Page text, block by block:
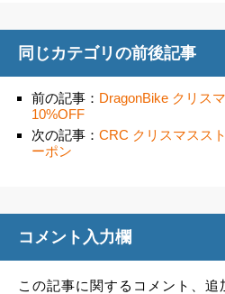
同じカテゴリの前後記事
前の記事： DragonBike クリス
10%OFF
次の記事： CRC クリスマスス
ーポン
コメント入力欄
この記事に関するコメント、